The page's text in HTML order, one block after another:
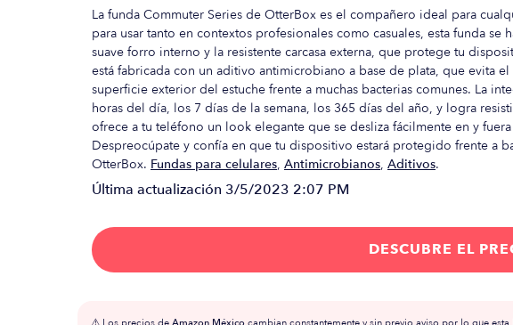
La funda Commuter Series de OtterBox es el compañero ideal para
para usar tanto en contextos profesionales como casuales, esta funda
suave forro interno y la resistente carcasa externa, que protege tu
está fabricada con un aditivo antimicrobiano a base de plata, que evita
superficie exterior del estuche frente a muchas bacterias comunes. La
horas del día, los 7 días de la semana, los 365 días del año, y logra
ofrece a tu teléfono un look elegante que se desliza fácilmente en y
Despreocúpate y confía en que tu dispositivo estará protegido frente a
OtterBox. Fundas para celulares, Antimicrobianos, Aditivos.
Última actualización 3/5/2023 2:07 PM
DESCUBRE EL